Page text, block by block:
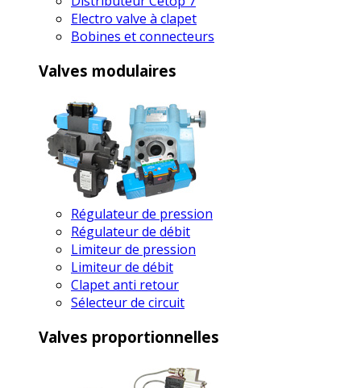
Electro valve à clapet
Bobines et connecteurs
Valves modulaires
Régulateur de pression
Régulateur de débit
Limiteur de pression
Limiteur de débit
Clapet anti retour
Sélecteur de circuit
Valves proportionnelles